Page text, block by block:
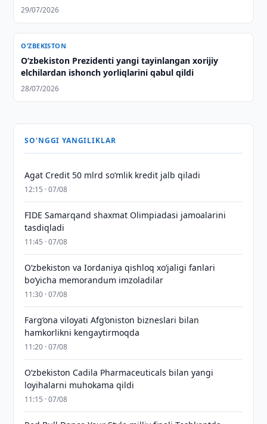
29/07/2026
O‘ZBEKISTON
Oʻzbekiston Prezidenti yangi tayinlangan xorijiy
elchilardan ishonch yorliqlarini qabul qildi
28/07/2026
SO'NGGI YANGILIKLAR
Agat Credit 50 mlrd so‘mlik kredit jalb qiladi
12:15 · 07/08
FIDE Samarqand shaxmat Olimpiadasi jamoalarini
tasdiqladi
11:45 · 07/08
Oʻzbekiston va Iordaniya qishloq xoʻjaligi fanlari
boʻyicha memorandum imzoladilar
11:30 · 07/08
Farg‘ona viloyati Afg‘oniston bizneslari bilan
hamkorlikni kengaytirmoqda
11:20 · 07/08
Oʻzbekiston Cadila Pharmaceuticals bilan yangi
loyihalarni muhokama qildi
11:15 · 07/08